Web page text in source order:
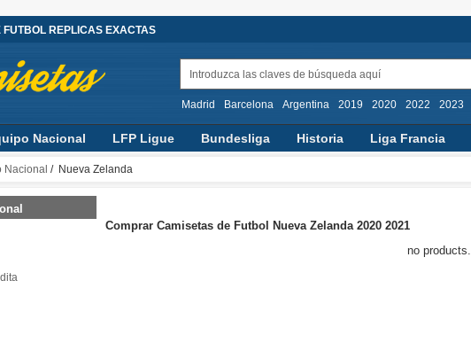
FUTBOL REPLICAS EXACTAS
Madrid Barcelona Argentina 2019 2020 2022 2023
Nacional LFP Ligue Bundesliga Historia Liga Francia
Nacional / Nueva Zelanda
Comprar Camisetas de Futbol Nueva Zelanda 2020 2021
no products.